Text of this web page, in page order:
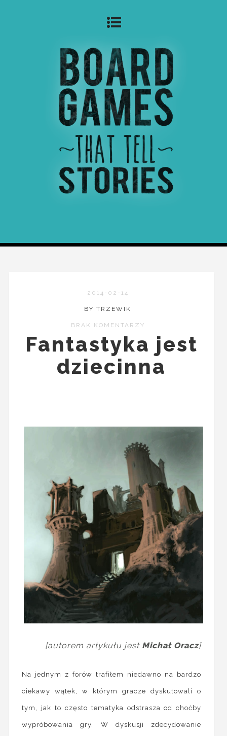
2014-02-14
BY TRZEWIK
BRAK KOMENTARZY
Fantastyka jest
dziecinna
[autorem artykułu jest Michał Oracz]
Na jednym z forów trafiłem niedawno na bardzo
ciekawy wątek, w którym gracze dyskutowali o
tym, jak to często tematyka odstrasza od choćby
wypróbowania gry. W dyskusji zdecydowanie